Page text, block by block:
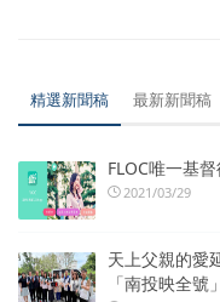
精選新聞稿 最新新聞稿
FLOC唯一基
2021/03/29
天上父親的愛
「南投映全號